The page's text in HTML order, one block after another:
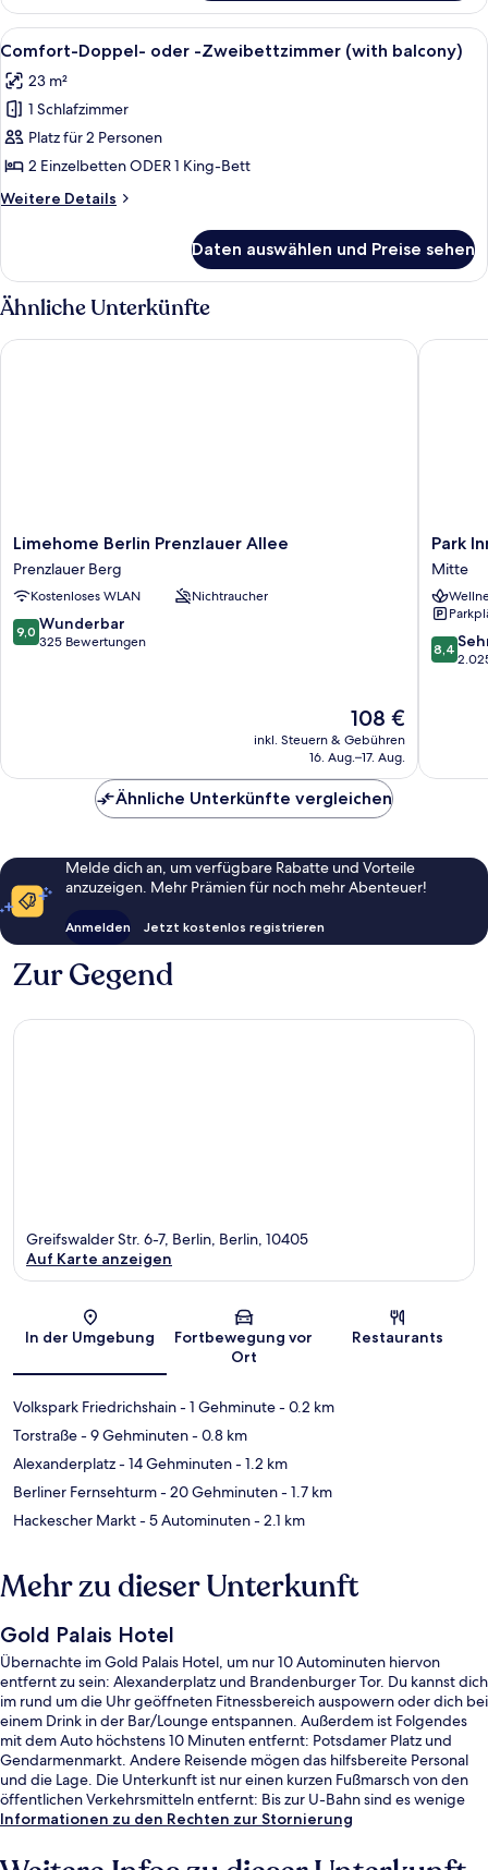
Alle
Fotos
für
Comfort-
Doppel-
oder
-
Zweibettzimmer
balcony)
anzeigen
Ein Hotelzimmer mit zwei Betten,
7
Comfort-Doppel- oder -Zweibettzimmer (with balcony)
23 m²
1 Schlafzimmer
Platz für 2 Personen
2 Einzelbetten ODER 1 King-Bett
Weitere Details
Weitere
Doppel-
oder
-
Zweibettzimmer
(with
Daten auswählen und Preise sehen
Ähnliche Unterkünfte
Limehome
Berlin
Prenzlauer
Allee
Prenzlauer
Berg
Limehome Berlin Prenzlauer Allee
Prenzlauer Berg
Kostenloses WLAN Nichtraucher
9.0
von
9,0 Wunderbar
325 Bewertungen
Der
Preis
beträgt
108 €
inkl. Steuern & Gebühren
16. Aug.–17. Aug.
Limehome Berlin Prenzlauer Allee
Park
Inn
by
Berlin
Mitte
Park
Mitte
8.4
von
8,4
Park
Ähnliche Unterkünfte vergleichen
Melde dich an, um verfügbare Rabatte und Vorteile
anzuzeigen. Mehr Prämien für noch mehr Abenteuer!
Anmelden Jetzt kostenlos registrieren
Zur Gegend
Karte
Greifswalder Str. 6-7, Berlin, Berlin, 10405
Auf Karte anzeigen
In der Umgebung
Fortbewegung vor
Ort
Restaurants
Volkspark Friedrichshain- 1 Gehminute- 0.2 km
Torstraße- 9 Gehminuten- 0.8 km
Alexanderplatz- 14 Gehminuten- 1.2 km
Berliner Fernsehturm- 20 Gehminuten- 1.7 km
Hackescher Markt- 5 Autominuten- 2.1 km
Mehr zu dieser Unterkunft
Gold Palais Hotel
Übernachte im Gold Palais Hotel, um nur 10 Autominuten hiervon
entfernt zu sein: Alexanderplatz und Brandenburger Tor. Du kannst dich
im rund um die Uhr geöffneten Fitnessbereich auspowern oder dich bei
einem Drink in der Bar/Lounge entspannen. Außerdem ist Folgendes
mit dem Auto höchstens 10 Minuten entfernt: Potsdamer Platz und
Gendarmenmarkt. Andere Reisende mögen das hilfsbereite Personal
und die Lage. Die Unterkunft ist nur einen kurzen Fußmarsch von den
öffentlichen Verkehrsmitteln entfernt: Bis zur U-Bahn sind es wenige
Schritte (Straßenbahnhaltestelle Am Friedrichshain) bzw. 5 Minuten
Informationen zu den Rechten zur Stornierung